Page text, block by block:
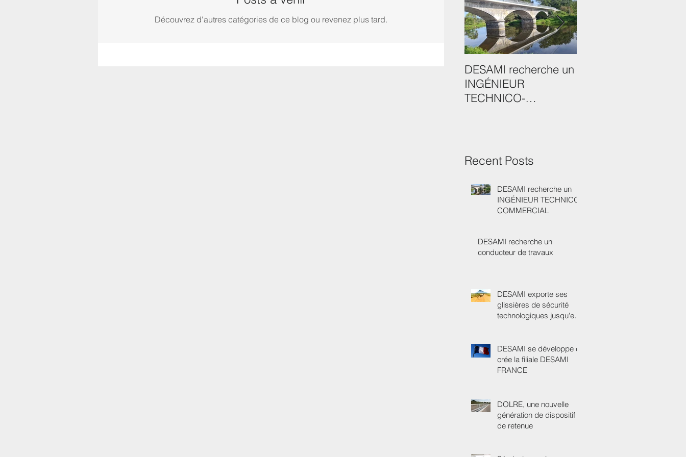
Découvrez d'autres catégories de ce blog ou revenez plus tard.
DESAMI recherche un
INGÉNIEUR
TECHNICO-
Recent Posts
DESAMI recherche un
INGÉNIEUR TECHNICO-
COMMERCIAL
DESAMI recherche un
conducteur de travaux
DESAMI exporte ses
glissières de sécurité
technologiques jusqu'en
DESAMI se développe et
crée la filiale DESAMI
FRANCE
DOLRE, une nouvelle
génération de dispositif
de retenue